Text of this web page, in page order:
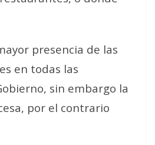
presencia de las
en todas las
sin embargo la
por el contrario